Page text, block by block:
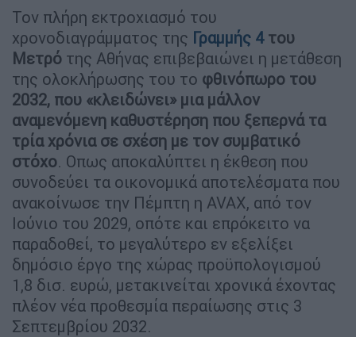
Τον πλήρη εκτροχιασμό του
χρονοδιαγράμματος της Γραμμής 4 του
Μετρό της Αθήνας επιβεβαιώνει η μετάθεση
της ολοκλήρωσης του το φθινόπωρο του
2032, που «κλειδώνει» μια μάλλον
αναμενόμενη καθυστέρηση που ξεπερνά τα
τρία χρόνια σε σχέση με τον συμβατικό
στόχο. Οπως αποκαλύπτει η έκθεση που
συνοδεύει τα οικονομικά αποτελέσματα που
ανακοίνωσε την Πέμπτη η AVAX, από τον
Ιούνιο του 2029, οπότε και επρόκειτο να
παραδοθεί, το μεγαλύτερο εν εξελίξει
δημόσιο έργο της χώρας προϋπολογισμού
1,8 δισ. ευρώ, μετακινείται χρονικά έχοντας
πλέον νέα προθεσμία περαίωσης στις 3
Σεπτεμβρίου 2032.